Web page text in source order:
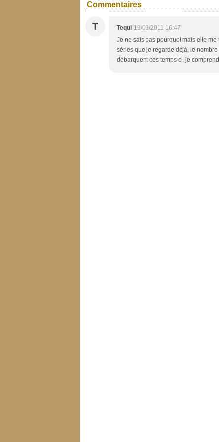
Commentaires
T Tequi 19/09/2011 16:47
Je ne sais pas pourquoi mais elle me
séries que je regarde déjà, le
débarquent ces temps ci, je